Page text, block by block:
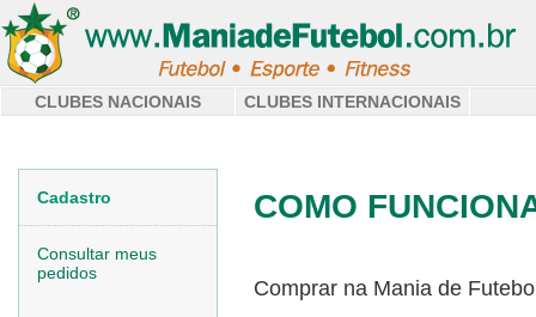
CLUBES NACIONAIS CLUBES INTERNACIONAIS
Cadastro
Consultar meus
pedidos
COMO
Comprar na Mania de